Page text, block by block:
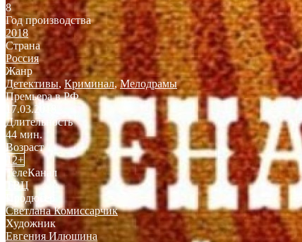
8
Год производства
2018
Страна
Россия
Жанр
Детективы,Криминал,Мелодрамы
Премьера в РФ
17.03.2018
Длительность
44 мин.
Возраст
12+
ТелеКанал
ТВЦ
Продюсер
Светлана Комиссарчик
Художник
Евгения Илюшина